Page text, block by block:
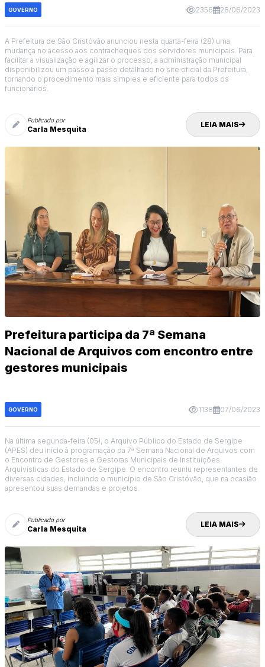
GOVERNO 2356 28/06/2023
A Prefeitura de São Cristóvão anunciou nesta quarta-feira (28) uma
mudança no acesso aos contracheques dos servidores municipais. Para
facilitar a visualização e agilizar o processo, a administração municipal
disponibilizou um passo a passo detalhado no site oficial da Prefeitura,
tornando o procedimento mais simples e eficiente para todos os
funcionários.
Publicado por
Carla Mesquita LEIA MAIS
Prefeitura participa da 7ª Semana
Nacional de Arquivos com encontro entre
gestores municipais
GOVERNO 1138 07/06/2023
Na última segunda-feira (05), o Arquivo Público do Estado de Sergipe
(APES) deu início à programação da 7ª Semana Nacional de Arquivos com
o Encontro de Gestores e Gestoras Municipais de Instituições
Arquivísticas do Estado de Sergipe. O encontro reuniu representantes de
diversas cidades, incluindo o município de São Cristóvão, que na ocasião
apresentou suas demandas e projetos.
Publicado por
Carla Mesquita LEIA MAIS